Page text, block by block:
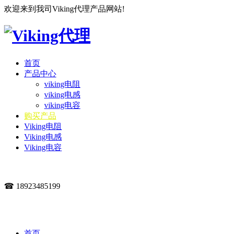
欢迎来到我司Viking代理产品网站!
首页
产品中心
viking电阻
viking电感
viking电容
购买产品
Viking电阻
Viking电感
Viking电容
☎ 18923485199